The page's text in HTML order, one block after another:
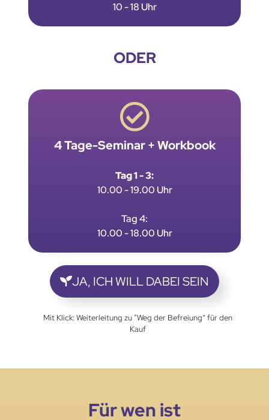
10 - 18 Uhr
ODER
4 Tage-Seminar + Workbook
Tag 1 - 3:
10.00 - 19.00 Uhr
Tag 4:
10.00 - 18.00 Uhr
JA, ICH WILL DABEI SEIN
Mit Klick: Weiterleitung zu “Weg der Befreiung” für den
Kauf
Für wen ist